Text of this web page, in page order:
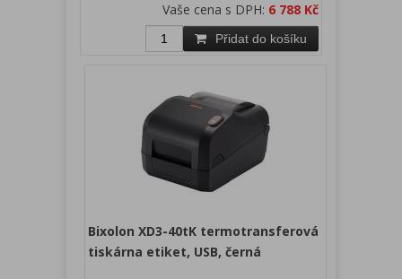
Vaše cena s DPH: 6 788 Kč
Přidat do košíku
Bixolon XD3-40tK termotransferová
tiskárna etiket, USB, černá